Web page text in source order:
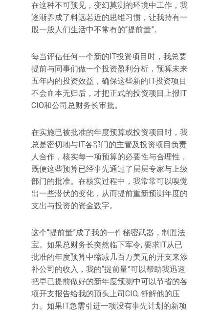
在这种不可预见，变幻莫测的环境中工作，我
逐渐养成了料远若近的思维习惯，让我持有一
股一般人们生活中不常有的“提前量”。
每当评估任何一个新的IT投资项目时，我总要
提前与同事们做一个投资盈利分析，预算未来
五年内的投资效益，确保这些新的IT投资项目
不会血本无归后，才把正式的投资项目上报IT
CIO和公司总财务长审批。
在实施已被批准的年度预算或投资项目时，我
总是密切地与IT各部门的主管及投资项目负责
人合作，核实每一项预算的必要性与合理性，
既便这些预算已经事先通过了层层专家与上级
部门的批准。在核实过程中，我常常可以嗅觉
出一些潜伏的变化，从而提前重新预测年度的
支出与投资的资金数字。
这个“提前量”成了我的一件秘密武器，制胜法
宝。如果总财务长突然临下军令, 要求IT从已
批准的年度预算中缩减几百万美元的开支来添
补公司的收入，我的“提前量”可以帮助我迅速
把早已提前做好的新年度预测中可以节省的各
项开支报告给我的顶头上司CIO, 舒解他的压
力。如果IT急需引进一项没有事先计划的新项